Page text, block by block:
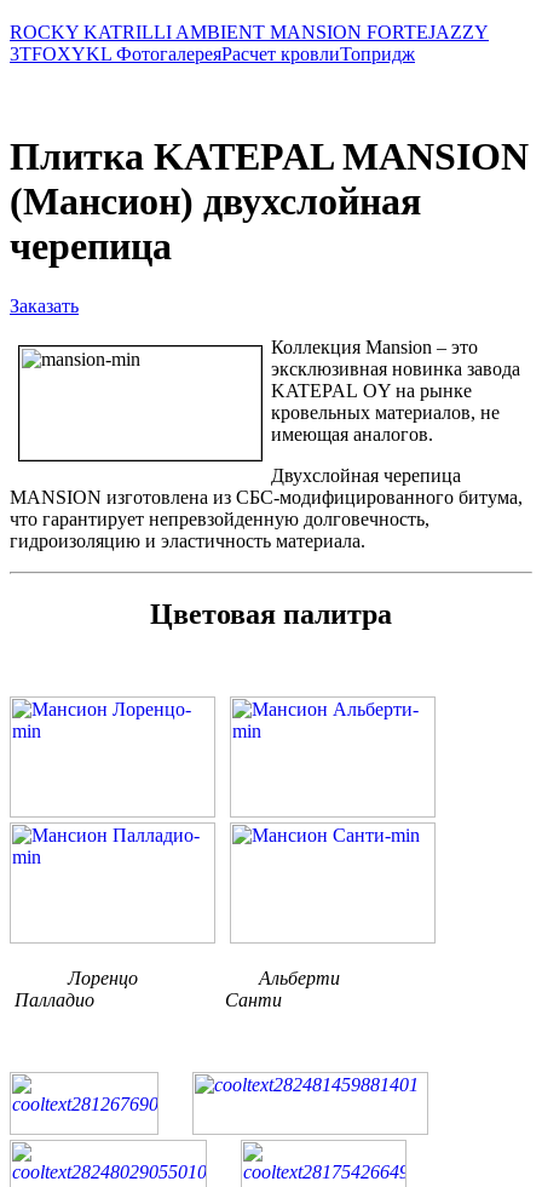
ROCKY KATRILLI AMBIENT MANSION FORTEJAZZY
3ТFOXYKL ФотогалереяРасчет кровлиТопридж
Плитка KATEPAL MANSION
(Мансион) двухслойная
черепица
Заказать
Коллекция Mansion – это
эксклюзивная новинка завода
KATEPAL OY на рынке
кровельных материалов, не
имеющая аналогов.
Двухслойная черепица
MANSION изготовлена из СБС-модифицированного битума,
что гарантирует непревзойденную долговечность,
гидроизоляцию и эластичность материала.
Цветовая палитра
Лоренцо Альберти
Палладио Санти